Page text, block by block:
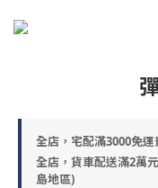
全店，宅配滿3000免
全店，貨車配送滿2萬
島地區)